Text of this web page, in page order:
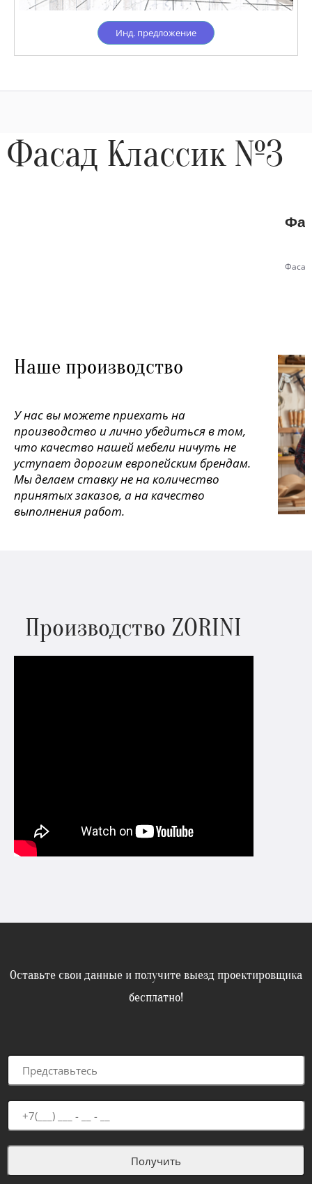
Инд. предложение
Фасад Классик №3
Наше производство
У нас вы можете приехать на
производство и лично убедиться в том,
что качество нашей мебели ничуть не
уступает дорогим европейским брендам.
Мы делаем ставку не на количество
принятых заказов, а на качество
выполнения работ.
Производство ZORINI
Оставьте свои данные и получите выезд проектировщика
бесплатно!